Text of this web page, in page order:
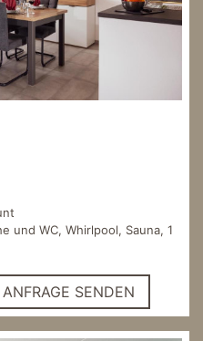
und WC, Whirlpool, Sauna, 1
ANFRAGE SENDEN